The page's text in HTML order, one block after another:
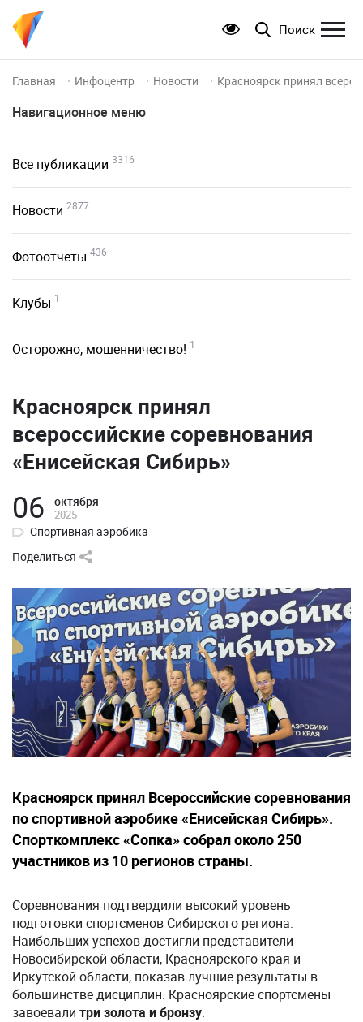
Поиск
Главная Инфоцентр Новости Красноярск принял
Навигационное меню
Все публикации 3316
Новости 2877
Фотоотчеты 436
Клубы 1
Осторожно, мошенничество! 1
Красноярск принял
всероссийские соревнования
«Енисейская Сибирь»
06 октября
2025
Спортивная аэробика
Поделиться
Красноярск принял Всероссийские соревнования
по спортивной аэробике «Енисейская Сибирь».
Спорткомплекс «Сопка» собрал около 250
участников из 10 регионов страны.
Соревнования подтвердили высокий уровень
подготовки спортсменов Сибирского региона.
Наибольших успехов достигли представители
Новосибирской области, Красноярского края и
Иркутской области, показав лучшие результаты в
большинстве дисциплин. Красноярские спортсмены
завоевали три золота и бронзу.